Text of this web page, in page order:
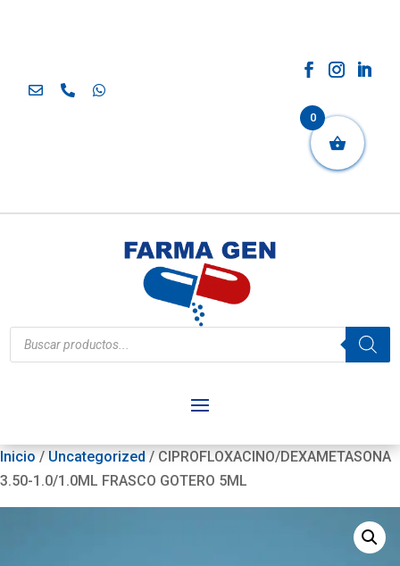
Búsqueda
de
productos
Inicio / Uncategorized / CIPROFLOXACINO/DEXAMETASONA
3.50-1.0/1.0ML FRASCO GOTERO 5ML
0